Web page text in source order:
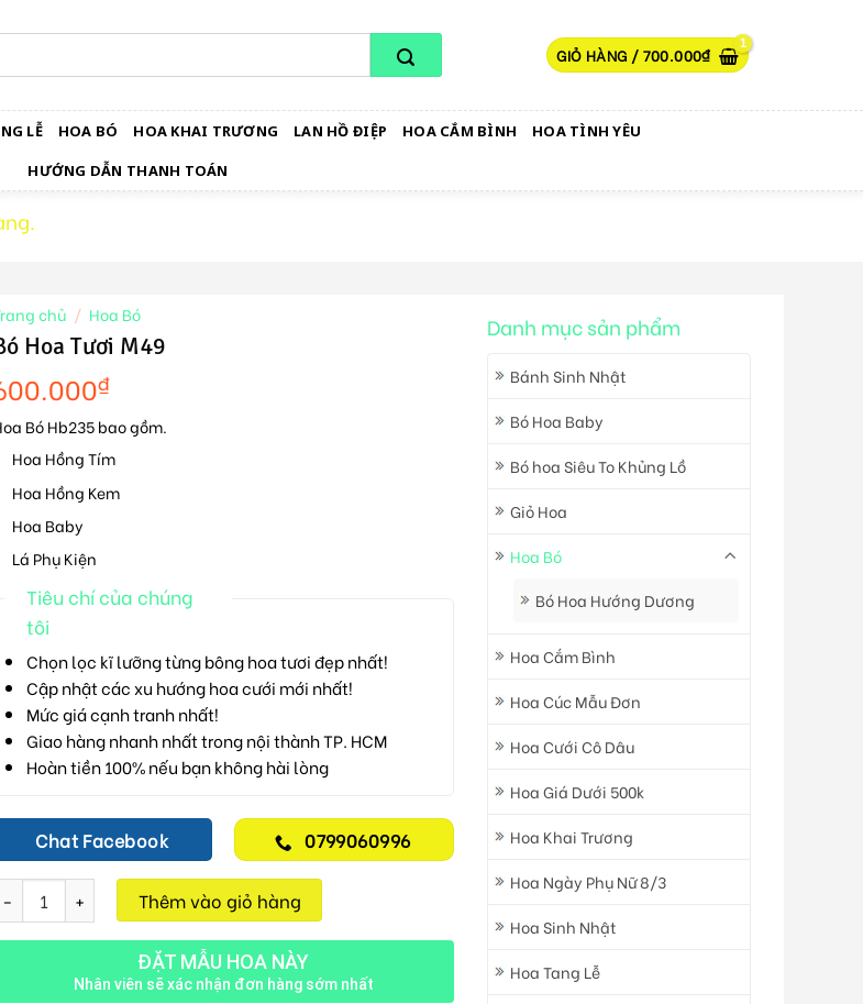
GIỎ HÀNG / 700.000₫
LỄ HOA BÓ HOA KHAI TRƯƠNG LAN HỒ ĐIỆP HOA CẮM BÌNH
HOA TÌNH YÊU
HƯỚNG DẪN THANH TOÁN
Danh mục sản phẩm
Bánh Sinh Nhật
Bó Hoa Baby
Bó hoa Siêu To Khủng Lồ
Giỏ Hoa
Hoa Bó
Bó Hoa Hướng Dương
Hoa Cắm Bình
Hoa Cúc Mẫu Đơn
Hoa Cưới Cô Dâu
Hoa Giá Dưới 500k
Hoa Khai Trương
Hoa Ngày Phụ Nữ 8/3
Hoa Sinh Nhật
Hoa Tang Lễ
chủ / Hoa Bó
Hoa Tươi M49
₫
Bó Hb235 bao gồm.
Hoa Hồng Tím
Hoa Hồng Kem
Hoa Baby
Lá Phụ Kiện
Tiêu chí của chúng
tôi
Chọn lọc kĩ lưỡng từng bông hoa tươi đẹp nhất!
Cập nhật các xu hướng hoa cưới mới nhất!
Mức giá cạnh tranh nhất!
Giao hàng nhanh nhất trong nội thành TP. HCM
Hoàn tiền 100% nếu bạn không hài lòng
Chat Facebook 0799060996
Bó Hoa Tươi M49 số lượngThêm vào giỏ hàng
ĐẶT MẪU HOA NÀY
Nhân viên sẽ xác nhận đơn hàng sớm nhất